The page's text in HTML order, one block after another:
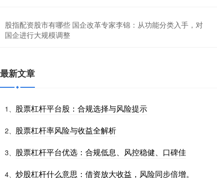
股指配资股市有哪些 国企改革专家李锦：从功能分类入手，对
国企进行大规模调整
最新文章
1、 股票杠杆平台股：合规选择与风险提示
2、 股票杠杆率风险与收益全解析
3、 股票杠杆平台优选：合规低息、风控稳健、口碑佳
4、 炒股杠杆什么意思：借资放大收益，风险同步倍增。